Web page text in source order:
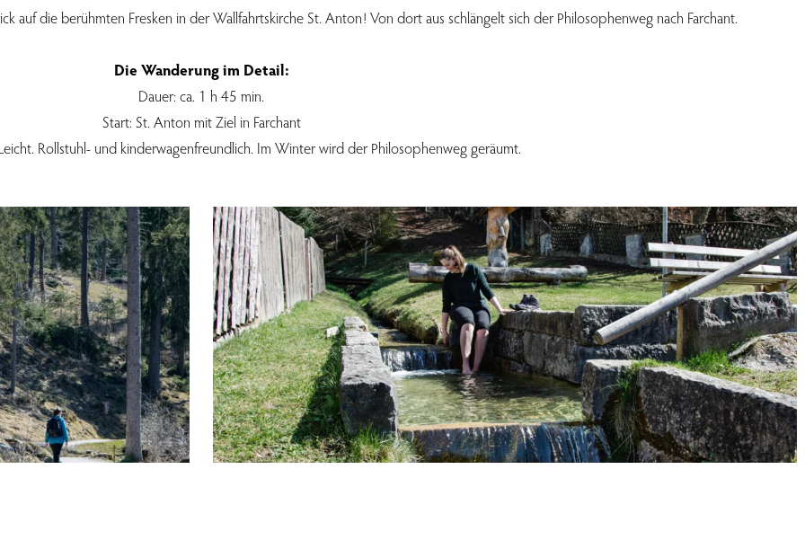
auf die berühmten Fresken in der Wallfahrtskirche St. Anton! Von dort aus schlängelt sich der Philosophenweg nach Farchant.
Die Wanderung im Detail:
Dauer: ca. 1 h 45 min.
Start: St. Anton mit Ziel in Farchant
Rollstuhl- und kinderwagenfreundlich. Im Winter wird der Philosophenweg geräumt.